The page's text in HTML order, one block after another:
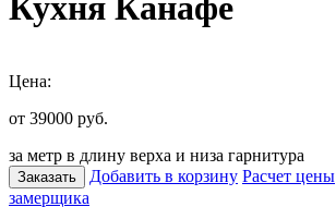
Кухня Канафе
Цена:
от 39000 руб.
за метр в длину верха и низа гарнитура
Заказать Добавить в корзину Расчет цены
замерщика